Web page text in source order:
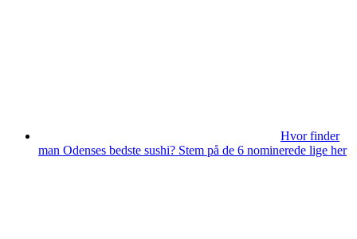
Hvor finder
man Odenses bedste sushi? Stem på de 6 nominerede lige her